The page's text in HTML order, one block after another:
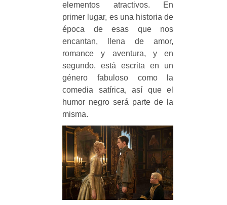
elementos atractivos. En
primer lugar, es una historia de
época de esas que nos
encantan, llena de amor,
romance y aventura, y en
segundo, está escrita en un
género fabuloso como la
comedia satírica, así que el
humor negro será parte de la
misma.